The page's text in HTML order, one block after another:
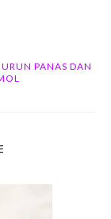
PANAS DAN